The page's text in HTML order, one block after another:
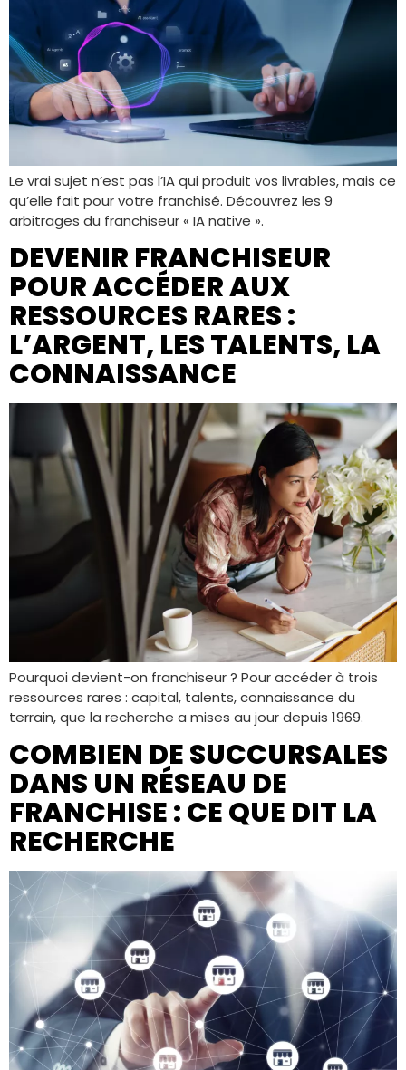
Le vrai sujet n’est pas l’IA qui produit vos livrables, mais ce
qu’elle fait pour votre franchisé. Découvrez les 9
arbitrages du franchiseur « IA native ».
DEVENIR FRANCHISEUR
POUR ACCÉDER AUX
RESSOURCES RARES :
L’ARGENT, LES TALENTS, LA
CONNAISSANCE
Pourquoi devient-on franchiseur ? Pour accéder à trois
ressources rares : capital, talents, connaissance du
terrain, que la recherche a mises au jour depuis 1969.
COMBIEN DE SUCCURSALES
DANS UN RÉSEAU DE
FRANCHISE : CE QUE DIT LA
RECHERCHE